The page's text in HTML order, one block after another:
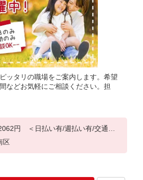
ッタリの職場をご案内します。希望
などお気軽にご相談ください。担
円 ＜日払い有/週払い有/交通費
代含む)＞
区